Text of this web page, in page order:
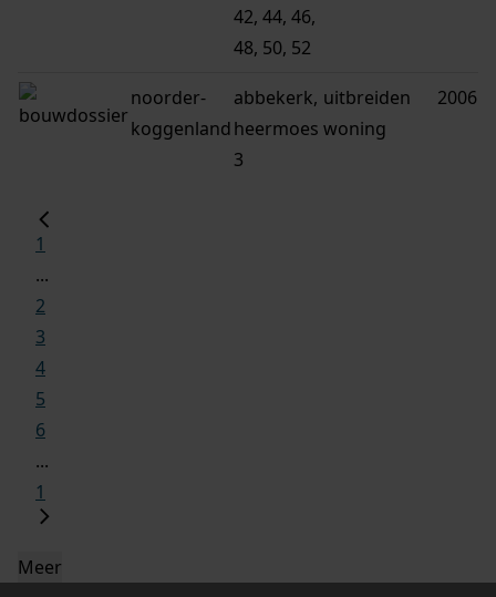
42, 44, 46,
48, 50, 52
noorder-
koggenland
abbekerk,
heermoes
3
uitbreiden
woning
2006
1
...
2
3
4
5
6
...
1
Meer